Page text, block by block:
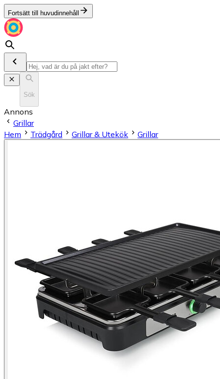
Fortsätt till huvudinnehåll
Sök
Annons
Grillar
Hem
Trädgård Grillar & Utekök Grillar